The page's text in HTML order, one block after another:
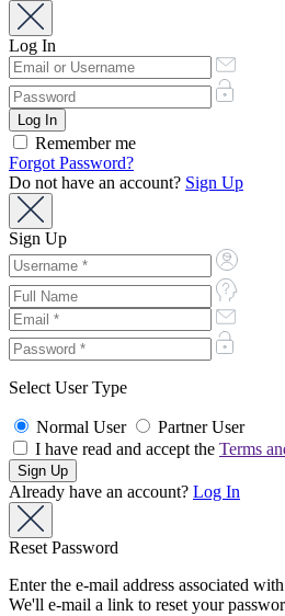
Log In
Remember me
Forgot Password?
Do not have an account? Sign Up
Sign Up
Select User Type
Normal User
Partner User
I have read and accept the Terms
Already have an account? Log In
Reset Password
Enter the e-mail address associated
We'll e-mail a link to reset your